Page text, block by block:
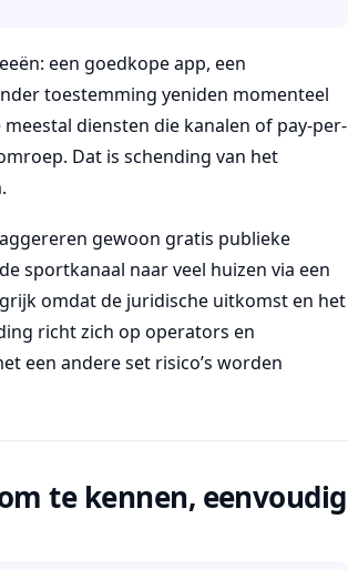
een goedkope app, een
toestemming yeniden momenteel
meestal diensten die kanalen of pay-per-
Dat is schending van het
gewoon gratis publieke
sportkanaal naar veel huizen via een
omdat de juridische uitkomst en het
richt zich op operators en
een andere set risico’s worden
te kennen, eenvoudig